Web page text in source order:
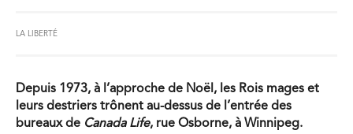
LA LIBERTÉ
Depuis 1973, à l’approche de Noël, les Rois mages et
leurs destriers trônent au-dessus de l’entrée des
bureaux de Canada Life, rue Osborne, à Winnipeg.